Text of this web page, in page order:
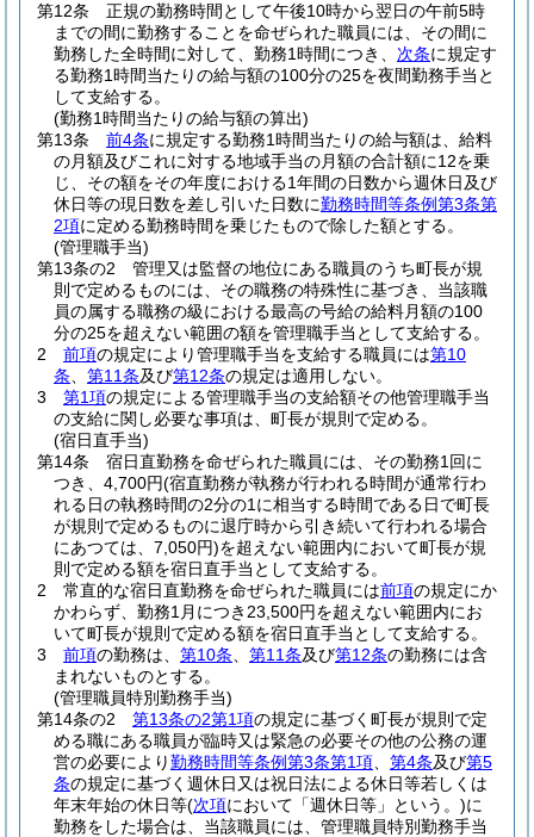
第12条
正規の勤務時間として午後10時から翌日の午前5時
までの間に勤務することを命ぜられた職員には、その間に
勤務した全時間に対して、勤務1時間につき、 次条に規定す
る勤務1時間当たりの給与額の100分の25を夜間勤務手当と
して支給する。
(勤務1時間当たりの給与額の算出)
第13条
前4条に規定する勤務1時間当たりの給与額は、給料
の月額及びこれに対する地域手当の月額の合計額に12を乗
じ、その額をその年度における1年間の日数から週休日及び
休日等の現日数を差し引いた日数に勤務時間等条例第3条第
2項に定める勤務時間を乗じたもので除した額とする。
(管理職手当)
第13条の2
管理又は監督の地位にある職員のうち町長が規
則で定めるものには、その職務の特殊性に基づき、当該職
員の属する職務の級における最高の号給の給料月額の100
分の25を超えない範囲の額を管理職手当として支給する。
2
前項の規定により管理職手当を支給する職員には第10
条
第11条及び第12条の規定は適用しない。
3
第1項の規定による管理職手当の支給額その他管理職手当
の支給に関し必要な事項は、町長が規則で定める。
(宿日直手当)
第14条
宿日直勤務を命ぜられた職員には、その勤務1回に
つき、4,700円(宿直勤務が執務が行われる時間が通常行わ
れる日の執務時間の2分の1に相当する時間である日で町長
が規則で定めるものに退庁時から引き続いて行われる場合
にあつては、7,050円)を超えない範囲内において町長が規
則で定める額を宿日直手当として支給する。
2
常直的な宿日直勤務を命ぜられた職員には前項の規定にか
かわらず、勤務1月につき23,500円を超えない範囲内にお
いて町長が規則で定める額を宿日直手当として支給する。
3
前項の勤務は、 第10条 第11条及び第12条の勤務には含
まれないものとする。
(管理職員特別勤務手当)
第14条の2
第13条の2第1項の規定に基づく町長が規則で定
める職にある職員が臨時又は緊急の必要その他の公務の運
営の必要により勤務時間等条例第3条第1項 第4条及び第5
条の規定に基づく週休日又は祝日法による休日等若しくは
年末年始の休日等(次項において「週休日等」という。)に
勤務をした場合は、当該職員には、管理職員特別勤務手当